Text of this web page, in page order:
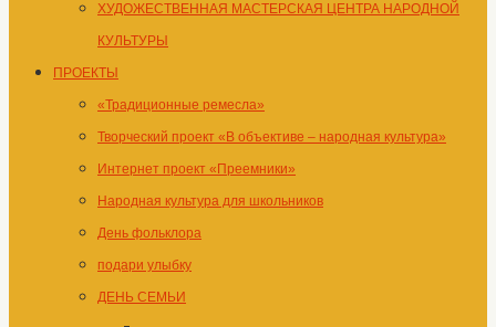
ХУДОЖЕСТВЕННАЯ МАСТЕРСКАЯ ЦЕНТРА НАРОДНОЙ
КУЛЬТУРЫ
ПРОЕКТЫ
«Традиционные ремесла»
Творческий проект «В объективе – народная культура»
Интернет проект «Преемники»
Народная культура для школьников
День фольклора
подари улыбку
ДЕНЬ СЕМЬИ